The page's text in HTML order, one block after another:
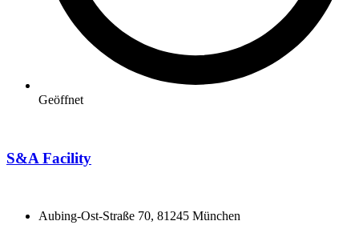
Geöffnet
S&A Facility
Aubing-Ost-Straße 70, 81245 München